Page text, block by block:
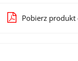
Pobierz produkt